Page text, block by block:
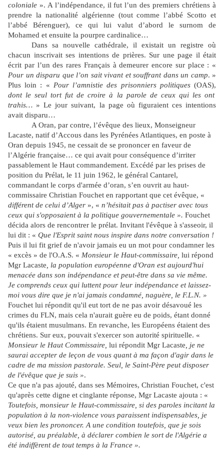
coloniale ». A l’indépendance, il fut l’un des premiers chrétiens à
prendre la nationalité algérienne (tout comme l’abbé Scotto et
l’abbé Bérenguer), ce qui lui valut d’abord le surnom de
Mohamed et ensuite la pourpre cardinalice…
Dans sa nouvelle cathédrale, il existait un registre où
chacun inscrivait ses intentions de prières. Sur une page il était
écrit par l’un des rares Français à demeurer encore sur place : «
Pour un disparu que l’on sait vivant et souffrant dans un camp. »
Plus loin : « Pour l’amnistie des prisonniers politiques(OAS),
dont le seul tort fut de croire à la parole de ceux qui les ont
trahis… » Le jour suivant, la page où figuraient ces intentions
avait disparu…
A Oran, par contre, l’évêque des lieux, Monseigneur
Lacaste, natif d’Accous dans les Pyrénées Atlantiques, en poste à
Oran depuis 1945, ne cessait de se prononcer en faveur de
l’Algérie française… ce qui avait pour conséquence d’irriter
passablement le Haut commandement. Excédé par les prises de
position du Prélat, le 11 juin 1962, le général Cantarel,
commandant le corps d'armée d’oran, s’en ouvrit au haut-
commissaire Christian Fouchet en rapportant que cet évêque, «
différent de celui d’Alger », « n’hésitait pas à pactiser avec tous
ceux qui s'opposaient à la politique gouvernementale ». Fouchet
décida alors de rencontrer le prélat. Invitant l'évêque à s'asseoir, il
lui dit : « Que l'Esprit saint nous inspire dans notre conversation !
Puis il lui fit grief de n'avoir jamais eu un mot pour condamner les
« excès » de l'O.A.S. « Monsieur le Haut-commissaire, lui répond
Mgr Lacaste, la population européenne d'Oran est aujourd'hui
menacée dans son indépendance et peut-être dans sa vie même.
Je comprends ceux qui luttent pour leur indépendance et laissez-
moi vous dire que je n'ai jamais condamné, naguère, le F.L.N. »
Fouchet lui répondit qu'il eut tort de ne pas avoir désavoué les
crimes du FLN, mais cela n'aurait guère eu de poids, étant donné
qu'ils étaient musulmans. En revanche, les Européens étaient des
chrétiens. Sur eux, pouvait s'exercer son autorité spirituelle. «
Monsieur le Haut Commissaire, lui répondit Mgr Lacaste, je ne
saurai accepter de leçon de vous quant à ma façon d'agir dans le
cadre de ma mission pastorale. Seul, le Saint-Père peut disposer
de l'évêque que je suis ».
Ce que n'a pas ajouté, dans ses Mémoires, Christian Fouchet, c'est
qu'après cette digne et cinglante réponse, Mgr Lacaste ajouta : «
Toutefois, monsieur le Haut-commissaire, si des paroles incitant la
population à la non-violence vous paraissent indispensables, je
veux bien les prononcer. A une condition toutefois, que je sois
autorisé, au préalable, à déclarer combien le sort de l'Algérie a
été indiffèrent de tout temps à la France ».